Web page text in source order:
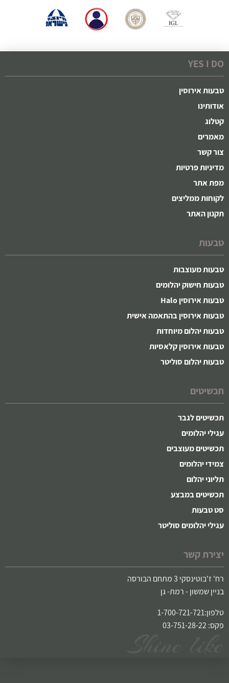
YES I DO
טבעות אירוסין
אודותינו
קטלוג
מאמרים
צור קשר
מדיניות פרטיות
מפת אתר
לקוחות ממליצים
תקנון האתר
טבעות
טבעות מעוצבות
טבעות חישוק יהלומים
טבעות אירוסין Halo
טבעות אירוסין בהתאמה אישית
טבעות יהלום מיוחדות
טבעות אירוסין קלאסיות
טבעות יהלום סוליטר
תכשיטים
תכשיטים לגבר
עגילי יהלומים
תכשיטים מעוצבים
צמידי יהלומים
תליוני יהלום
תכשיטים במבצע
סט טבעות
עגילי יהלומים סוליטר
יצירת קשר
רח' ז'בוטינסקי 3 מתחם הבורסה
בניין שמשון - רמת- גן
טלפון:1-700-721-721
פקס: 03-751-28-22